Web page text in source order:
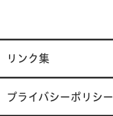
リンク集
プライバシーポリシー